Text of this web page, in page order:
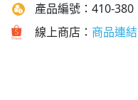
產品編號：410-380
線上商店： 商品連結